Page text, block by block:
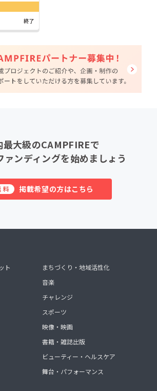
終了
最大級のCAMPFIREで
ァンディングを始めましょう
無料 掲載希望の方はこちら
ト
まちづくり・地域活性化
音楽
チャレンジ
スポーツ
映像・映画
書籍・雑誌出版
ビューティー・ヘルスケア
舞台・パフォーマンス